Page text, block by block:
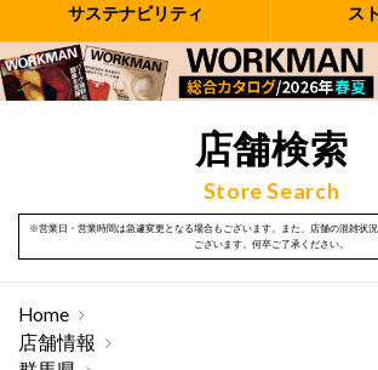
サステナビリティ ス
店舗検索
Store Search
※営業日・営業時間は急遽変更となる場合もございます。また、店舗の混雑状
ございます。何卒ご了承ください。
Home
店舗情報